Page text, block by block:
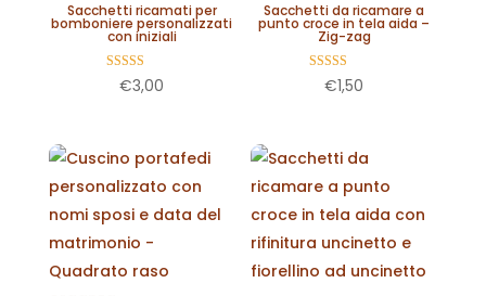
Sacchetti ricamati per
bomboniere personalizzati
con iniziali
Valutato
5.00
€3,00
Sacchetti da ricamare a
punto croce in tela aida –
Zig-zag
Valutato
5.00
€1,50